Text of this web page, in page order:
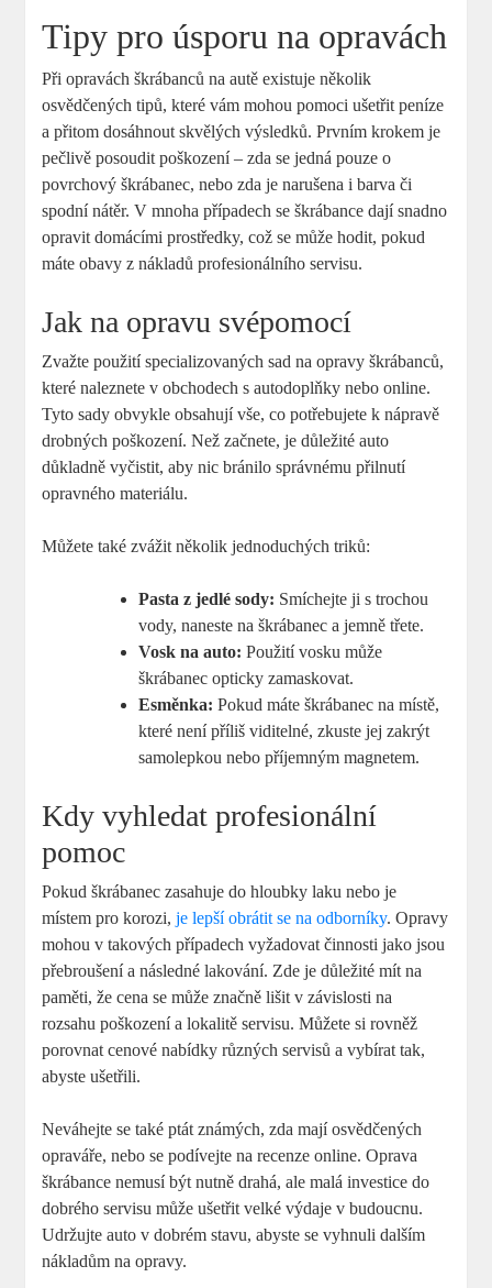
Tipy pro úsporu na opravách
Při opravách škrábanců na autě existuje několik
osvědčených tipů, které vám mohou pomoci ušetřit peníze
a přitom dosáhnout skvělých výsledků. Prvním krokem je
pečlivě posoudit poškození – zda se jedná pouze o
povrchový škrábanec, nebo zda je narušena i barva či
spodní nátěr. V mnoha případech se škrábance dají snadno
opravit domácími prostředky, což se může hodit, pokud
máte obavy z nákladů profesionálního servisu.
Jak na opravu svépomocí
Zvažte použití specializovaných sad na opravy škrábanců,
které naleznete v obchodech s autodoplňky nebo online.
Tyto sady obvykle obsahují vše, co potřebujete k nápravě
drobných poškození. Než začnete, je důležité auto
důkladně vyčistit, aby nic bránilo správnému přilnutí
opravného materiálu.
Můžete také zvážit několik jednoduchých triků:
Pasta z jedlé sody: Smíchejte ji s trochou
vody, naneste na škrábanec a jemně třete.
Vosk na auto: Použití vosku může
škrábanec opticky zamaskovat.
Esměnka: Pokud máte škrábanec na místě,
které není příliš viditelné, zkuste jej zakrýt
samolepkou nebo příjemným magnetem.
Kdy vyhledat profesionální
pomoc
Pokud škrábanec zasahuje do hloubky laku nebo je
místem pro korozi,je lepší obrátit se na odborníky. Opravy
mohou v takových případech vyžadovat činnosti jako jsou
přebroušení a následné lakování. Zde je důležité mít na
paměti, že cena se může značně lišit v závislosti na
rozsahu poškození a lokalitě servisu. Můžete si rovněž
porovnat cenové nabídky různých servisů a vybírat tak,
abyste ušetřili.
Neváhejte se také ptát známých, zda mají osvědčených
opraváře, nebo se podívejte na recenze online. Oprava
škrábance nemusí být nutně drahá, ale malá investice do
dobrého servisu může ušetřit velké výdaje v budoucnu.
Udržujte auto v dobrém stavu, abyste se vyhnuli dalším
nákladům na opravy.